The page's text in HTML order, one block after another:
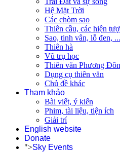
Hệ Mặt Trời
Các chòm sao
Thiên cầu, các hiện
Sao, tinh vân, lỗ đen, ...
Thiên hà
Vũ trụ học
Thiên văn Phương
Dụng cụ thiên văn
Chủ đề khác
Tham khảo
Bài viết, ý kiến
Phim, tài liệu, tiện ích
Giải trí
English website
Donate
">Sky Events